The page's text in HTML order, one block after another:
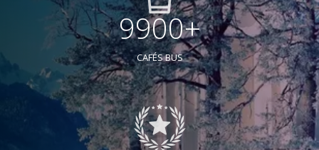
9900+
CAFÉS BUS